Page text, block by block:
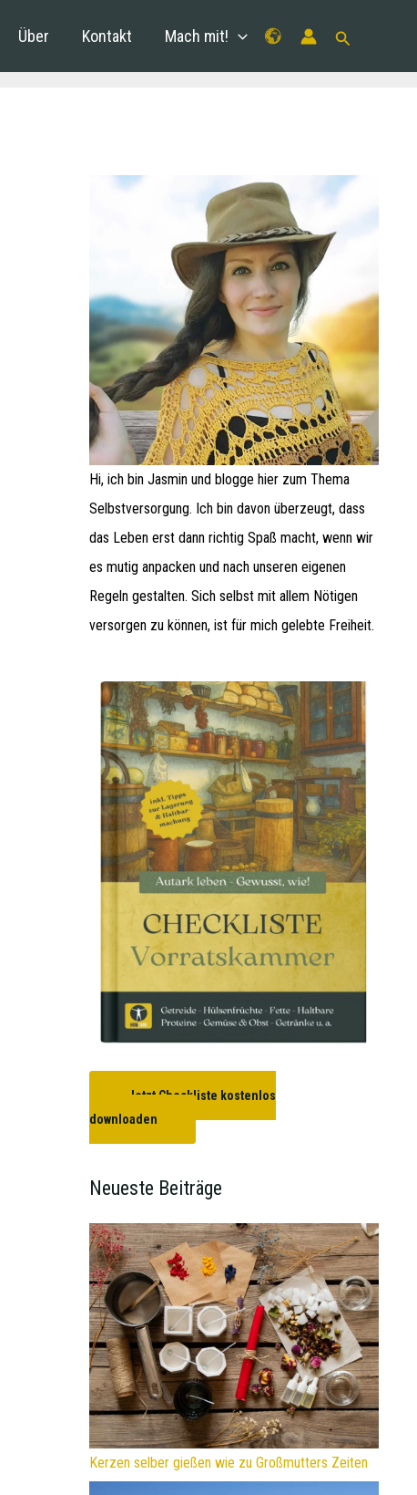
Über Kontakt Mach mit!
Hi, ich bin Jasmin und blogge hier zum Thema
Selbstversorgung. Ich bin davon überzeugt, dass
das Leben erst dann richtig Spaß macht, wenn wir
es mutig anpacken und nach unseren eigenen
Regeln gestalten. Sich selbst mit allem Nötigen
versorgen zu können, ist für mich gelebte Freiheit.
Jetzt Checkliste kostenlos
downloaden
Neueste Beiträge
Kerzen selber gießen wie zu Großmutters Zeiten